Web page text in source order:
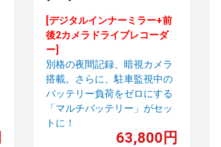
[デジタルインナーミラー+前
後2カメラドライブレコーダ
ー]
別格の夜間記録、暗視カメラ
搭載。さらに、駐車監視中の
バッテリー負荷をゼロにする
「マルチバッテリー」がセッ
トに！
63,800円